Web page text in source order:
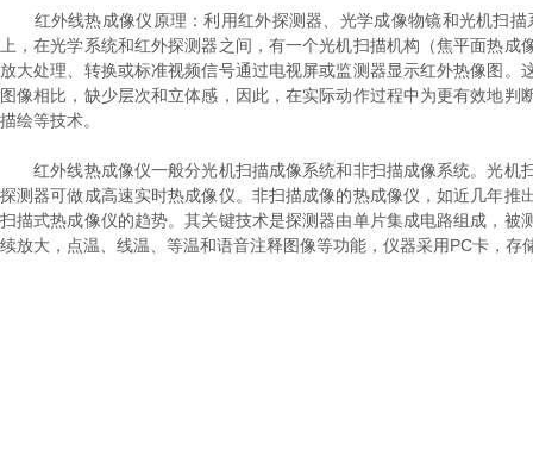
红外线热成像仪原理：利用红外探测器、光学成像物镜和光机扫描
上，在光学系统和红外探测器之间，有一个光机扫描机构（焦平面热
放大处理、转换或标准视频信号通过电视屏或监测器显示红外热像图
图像相比，缺少层次和立体感，因此，在实际动作过程中为更有效地
描绘等技术。
红外线热成像仪一般分光机扫描成像系统和非扫描成像系统。光机
探测器可做成高速实时热成像仪。非扫描成像的热成像仪，如近几年
扫描式热成像仪的趋势。其关键技术是探测器由单片集成电路组成，
续放大，点温、线温、等温和语音注释图像等功能，仪器采用PC卡，存